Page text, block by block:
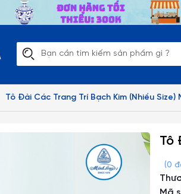
Tô Đài Các Trang Trí Bạch Kim (Nhiều Size)
Tô
(0